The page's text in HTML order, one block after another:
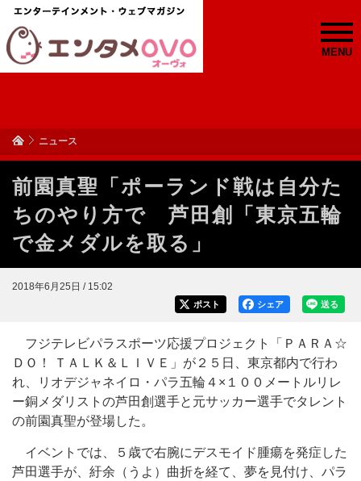
MENU
ニュース
前園真聖「ポーランド戦は自分た
ちのやり方で 芦田創「東京五輪
で金メダルを取る」
2018年6月25日 / 15:02
送る
シェア
ポスト
フジテレビパラスポーツ応援プロジェクト「ＰＡＲＡ☆
ＤＯ！ ＴＡＬＫ＆ＬＩＶＥ」が２５日、東京都内で行わ
れ、リオデジャネイロ・パラ五輪４×１００メートルリレ
ー銅メダリストの芦田創選手と元サッカー選手でタレント
の前園真聖が登場した。
イベントでは、５歳で右腕にデスモイド腫瘍を発症した
芦田選手が、紆余（うよ）曲折を経て、夢を見付け、パラ